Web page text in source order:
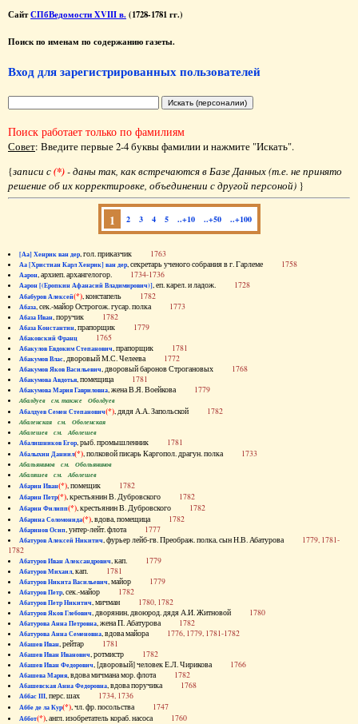
СайтСПбВедомости XVIII в. (1728-1781 гг.)
Поиск по именам по содержанию газеты.
Вход для зарегистрированных пользователей
Поиск работает только по фамилиям
Совет: Введите первые 2-4 буквы фамилии и нажмите "Искать".
{записи с(*)- даны так, как встречаются в Базе Данных (т.е. не принято
решение об их корректировке, объединении с другой персоной) }
1 2 3 4 5 ..+10 ..+50 ..+100
[Аа] Хенрик ван дер, гол. приказчик 1763
Аа [Христиан Карл Хенрик] ван дер, секретарь ученого собрания в г. Гарлеме 1758
Аарон, архиеп. архангелогор. 1734-1736
Аарон [(Еропкин Афанасий Владимирович)], еп. карел. и ладож. 1728
Абабуров Алексей(*), констапель 1782
Абаза, сек.-майор Острогож. гусар. полка 1773
Абаза Иван, поручик 1782
Абаза Константин, прапорщик 1779
Абаковский Франц 1765
Абакулов Евдоким Степанович, прапорщик 1781
Абакумов Влас, дворовый М.С. Челеева 1772
Абакумов Яков Васильевич, дворовый баронов Строгановых 1768
Абакумова Авдотья, помещица 1781
Абакумова Мария Гавриловна, жена В.Я. Воейкова 1779
Абалдуев см. также Оболдуев
Абалдуев Семен Степанович(*), дядя А.А. Запольской 1782
Абаленская см. Оболенская
Абалешев см. Аболешев
Абалишников Егор, рыб. промышленник 1781
Абалыхин Даниил(*), полковой писарь Каргопол. драгун. полка 1733
Абальянинов см. Обольянинов
Абаляшев см. Аболешев
Абарин Иван(*), помещик 1782
Абарин Петр(*), крестьянин В. Дубровского 1782
Абарин Филипп(*), крестьянин В. Дубровского 1782
Абарина Соломонида(*), вдова, помещица 1782
Абаринов Осип, унтер-лейт. флота 1777
Абатуров Алексей Никитич, фурьер лейб-гв. Преображ. полка, сын Н.В. Абатурова 1779, 1781-
1782
Абатуров Иван Александрович, кап. 1779
Абатуров Михаил, кап. 1781
Абатуров Никита Васильевич, майор 1779
Абатуров Петр, сек.-майор 1782
Абатуров Петр Никитич, мичман 1780, 1782
Абатуров Яков Глебович, дворянин, двоюрод. дядя А.И. Житновой 1780
Абатурова Анна Петровна, жена П. Абатурова 1782
Абатурова Анна Семеновна, вдова майора 1776, 1779, 1781-1782
Абашев Иван, рейтар 1781
Абашев Иван Иванович, ротмистр 1782
Абашев Иван Федорович, [дворовый] человек Е.Л. Чирикова 1766
Абашева Мария, вдова мичмана мор. флота 1782
Абашевская Анна Федоровна, вдова поручика 1768
Аббас III, перс. шах 1734, 1736
Аббе де ла Кур(*), чл. фр. посольства 1747
Аббот(*), англ. изобретатель кораб. насоса 1760